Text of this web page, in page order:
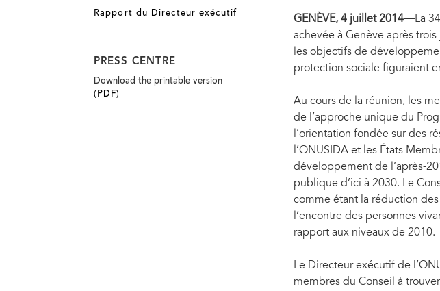
GENÈVE, 4 juillet 2014—La 34
achevée à Genève après
les objectifs de
protection sociale figuraient
Au cours de la réunion, les
de l’approche unique du
l’orientation fondée sur des
l’ONUSIDA et les États
développement de l’après-
publique d’ici à 2030. Le
comme étant la réduction
l’encontre des personnes
rapport aux niveaux de 2010.
Le Directeur exécutif de
membres du Conseil à
Rapport du Directeur exécutif
PRESS CENTRE
Download the printable version
(PDF)